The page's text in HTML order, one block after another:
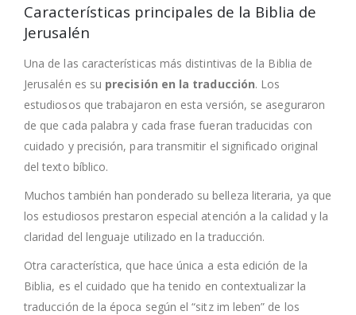
Características principales de la Biblia de
Jerusalén
Una de las características más distintivas de la Biblia de
Jerusalén es su precisión en la traducción. Los
estudiosos que trabajaron en esta versión, se aseguraron
de que cada palabra y cada frase fueran traducidas con
cuidado y precisión, para transmitir el significado original
del texto bíblico.
Muchos también han ponderado su belleza literaria, ya que
los estudiosos prestaron especial atención a la calidad y la
claridad del lenguaje utilizado en la traducción.
Otra característica, que hace única a esta edición de la
Biblia, es el cuidado que ha tenido en contextualizar la
traducción de la época según el “sitz im leben” de los